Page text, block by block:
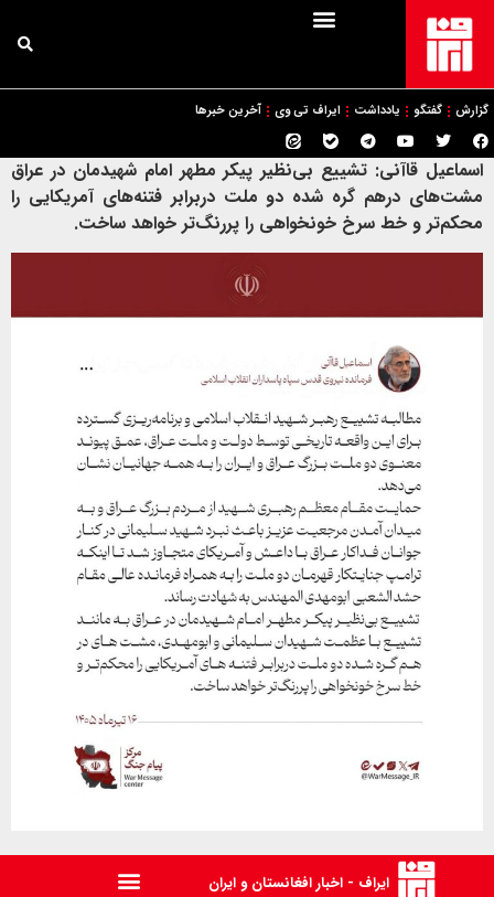
گزارش گفتگو یادداشت ایراف تی وی آخرین خبرها
اسماعیل قاآنی: تشییع بی‌نظیر پیکر مطهر امام شهیدمان در عراق
مشت‌های درهم گره شده دو ملت دربرابر فتنه‌های آمریکایی را
محکم‌تر و خط سرخ خونخواهی را پررنگ‌تر خواهد ساخت.
ایراف - اخبار افغانستان و ایران